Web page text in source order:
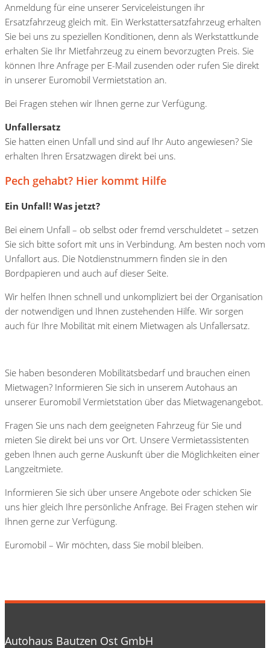
Anmeldung für eine unserer Serviceleistungen ihr
Ersatzfahrzeug gleich mit. Ein Werkstattersatzfahrzeug erhalten
Sie bei uns zu speziellen Konditionen, denn als Werkstattkunde
erhalten Sie Ihr Mietfahrzeug zu einem bevorzugten Preis. Sie
können Ihre Anfrage per E-Mail zusenden oder rufen Sie direkt
in unserer Euromobil Vermietstation an.
Bei Fragen stehen wir Ihnen gerne zur Verfügung.
Unfallersatz
Sie hatten einen Unfall und sind auf Ihr Auto angewiesen? Sie
erhalten Ihren Ersatzwagen direkt bei uns.
Pech gehabt? Hier kommt Hilfe
Ein Unfall! Was jetzt?
Bei einem Unfall – ob selbst oder fremd verschuldetet – setzen
Sie sich bitte sofort mit uns in Verbindung. Am besten noch vom
Unfallort aus. Die Notdienstnummern finden sie in den
Bordpapieren und auch auf dieser Seite.
Wir helfen Ihnen schnell und unkompliziert bei der Organisation
der notwendigen und Ihnen zustehenden Hilfe. Wir sorgen
auch für Ihre Mobilität mit einem Mietwagen als Unfallersatz.
Sie haben besonderen Mobilitätsbedarf und brauchen einen
Mietwagen? Informieren Sie sich in unserem Autohaus an
unserer Euromobil Vermietstation über das Mietwagenangebot.
Fragen Sie uns nach dem geeigneten Fahrzeug für Sie und
mieten Sie direkt bei uns vor Ort. Unsere Vermietassistenten
geben Ihnen auch gerne Auskunft über die Möglichkeiten einer
Langzeitmiete.
Informieren Sie sich über unsere Angebote oder schicken Sie
uns hier gleich Ihre persönliche Anfrage. Bei Fragen stehen wir
Ihnen gerne zur Verfügung.
Euromobil – Wir möchten, dass Sie mobil bleiben.
Autohaus Bautzen Ost GmbH